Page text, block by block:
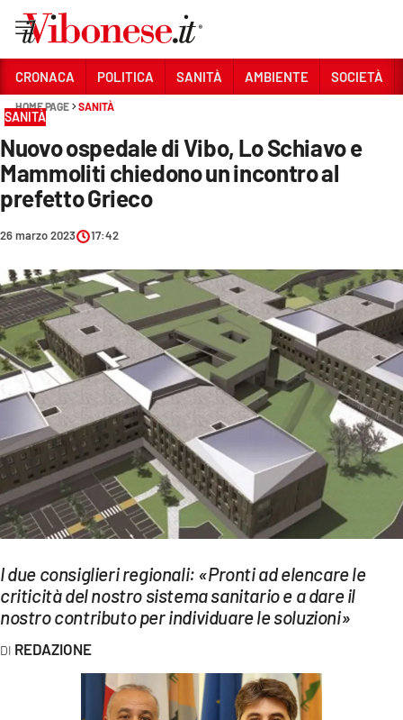
Sezioni
CRONACA
POLITICA
SOCIETÀ
CULTURA
ECONOMIA E LAVORO
EVENTI
SPORT
Streaming
LAC TV
LAC NETWORK
LAC ONAIR
CRONACA POLITICA SANITÀ AMBIENTE SOCIETÀ
HOME PAGE SANITÀ
SANITÀ
Nuovo ospedale di Vibo, Lo Schiavo e
Mammoliti chiedono un incontro al
prefetto Grieco
26 marzo 2023 17:42
I due consiglieri regionali: «Pronti ad elencare le
criticità del nostro sistema sanitario e a dare il
nostro contributo per individuare le soluzioni»
REDAZIONE